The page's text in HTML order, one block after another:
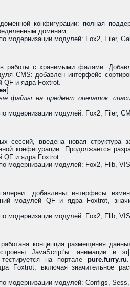
конфигурации: полная
доменам.
модернизации модулей: Fox2, Filer,
работы с хранимыми фалами.
CMS: добавлен интерфейс
QF и ядра Foxtrot.
]
файлы на предмет опечаток,
модернизации модулей: Fox2, Filer,
сессий, введена новая структура
конфигурации. Продолжается
QF и ядра Foxtrot.
модернизации модулей: Fox2, Flib,
добавлены интерфесы
модулей QF и ядра Foxtrot,
модернизации модулей: Fox2, Flib,
концепция размещения
JavaScript'ы: анимации и
на портале pure.furry.ru
Foxtrot, включая значительное
модернизации модулей: Configs,